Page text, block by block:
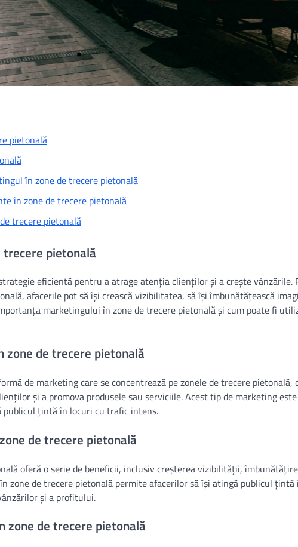
pietonală
în zone de trecere pietonală
în zone de trecere pietonală
trecere pietonală
pietonală
eficientă pentru a atrage atenția clienților și a crește vânzările.
afacerile pot să își crească vizibilitatea, să își îmbunătățească
marketingului în zone de trecere pietonală și cum poate fi
zone de trecere pietonală
de marketing care se concentrează pe zonele de trecere pietonală,
și a promova produsele sau serviciile. Acest tip de marketing
publicul țintă în locuri cu trafic intens.
de trecere pietonală
oferă o serie de beneficii, inclusiv creșterea vizibilității,
zone de trecere pietonală permite afacerilor să își atingă publicul țintă
și a profitului.
zone de trecere pietonală